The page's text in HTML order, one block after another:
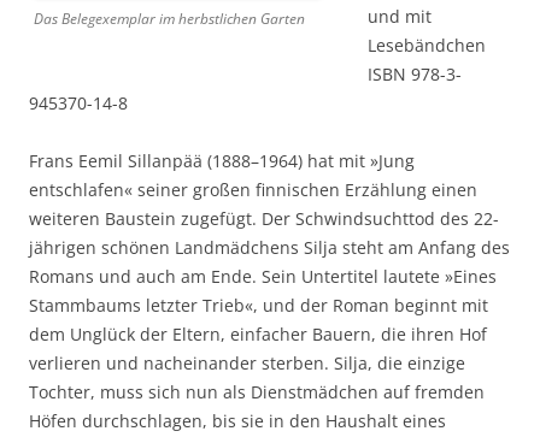
Das Belegexemplar im herbstlichen Garten
und mit
Lesebändchen
ISBN 978-3-
945370-14-8
Frans Eemil Sillanpää (1888–1964) hat mit »Jung
entschlafen« seiner großen finnischen Erzählung einen
weiteren Baustein zugefügt. Der Schwindsuchttod des 22-
jährigen schönen Landmädchens Silja steht am Anfang des
Romans und auch am Ende. Sein Untertitel lautete »Eines
Stammbaums letzter Trieb«, und der Roman beginnt mit
dem Unglück der Eltern, einfacher Bauern, die ihren Hof
verlieren und nacheinander sterben. Silja, die einzige
Tochter, muss sich nun als Dienstmädchen auf fremden
Höfen durchschlagen, bis sie in den Haushalt eines